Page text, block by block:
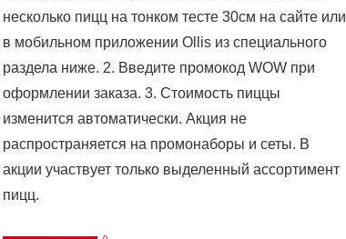
несколько пицц на тонком тесте 30см на сайте или
в мобильном приложении Ollis из специального
раздела ниже. 2. Введите промокод WOW при
оформлении заказа. 3. Стоимость пиццы
изменится автоматически. Акция не
распространяется на промонаборы и сеты. В
акции участвует только выделенный ассортимент
пицц.